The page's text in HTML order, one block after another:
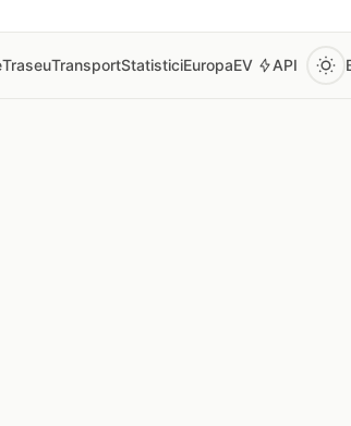
TraseuTransportStatisticiEuropaEV API